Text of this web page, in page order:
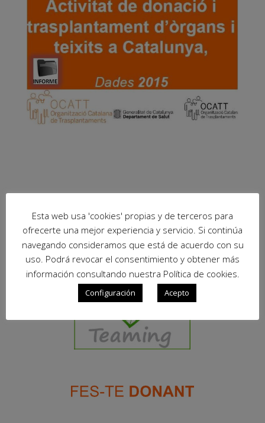
Esta web usa 'cookies' propias y de terceros para
ofrecerte una mejor experiencia y servicio. Si continúa
navegando consideramos que está de acuerdo con su
uso. Podrá revocar el consentimiento y obtener más
información consultando nuestra Política de cookies.
Configuración Acepto